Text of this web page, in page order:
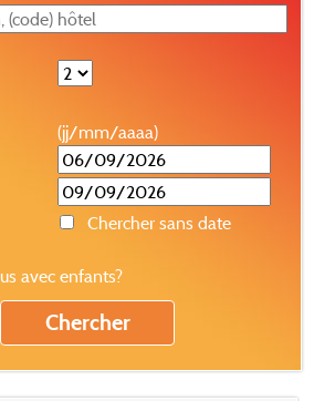
(jj/mm/aaaa)
Chercher sans date
avec enfants?